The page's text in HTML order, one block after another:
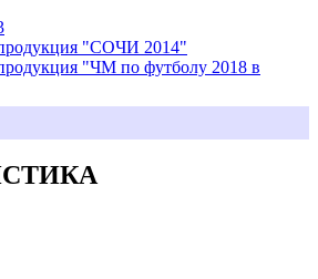
продукция "СОЧИ 2014"
"ЧМ по футболу 2018 в